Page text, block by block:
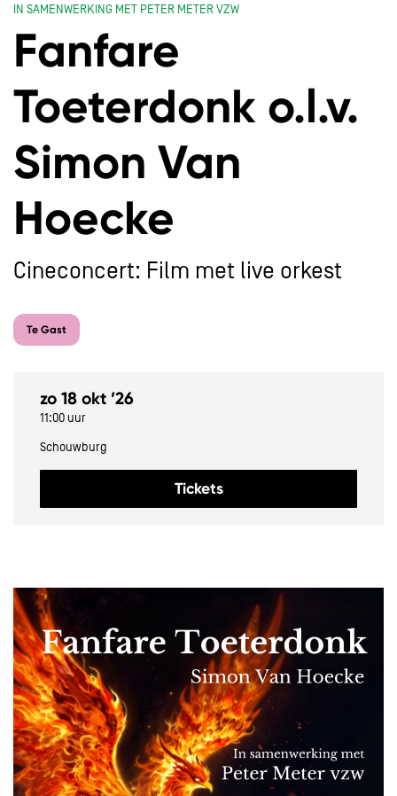
Fanfare
Toeterdonk o.l.v.
Simon Van
Hoecke
Cineconcert: Film met live orkest
IN SAMENWERKING MET PETER METER VZW
Te Gast
zo 18 okt ’26
11:00 uur
Schouwburg
Tickets